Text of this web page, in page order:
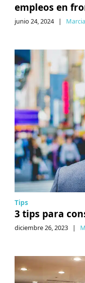
empleos en
junio 24, 2024 | Marcia
Tips
3 tips para
diciembre 26, 2023 |